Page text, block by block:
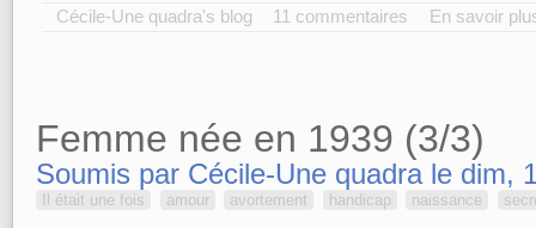
Cécile-Une quadra's blog 11 commentaires En savoir
Femme née en 1939 (3/3)
Soumis par Cécile-Une quadra le dim,
Il était une fois amour avortement handicap naissance